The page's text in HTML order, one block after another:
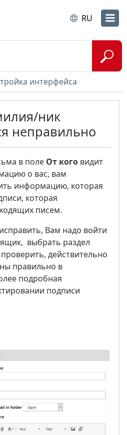
RU
интерфейса
ник
неправильно
в поле От кого видит
о вас, вам
информацию, которая
которая
писем.
Вам надо войти
выбрать раздел
действительно
правильно в
подробная
подписи